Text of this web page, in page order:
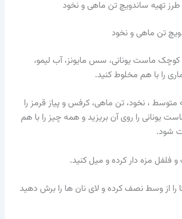
تهیه ساندویچ تن ماهی و نخود
تن ماهی و نخود
کوچک ماست یونانی، سس مایونز، آب لیمو،
را با هم مخلوط کنید.
متوسط ​​، نخود، تن ماهی، کرفس و پیاز قرمز را
یونانی را روی آن بریزید و همه چیز را با هم
شود.
پیتا را از وسط نصف کرده و لای نان ها را برش دهید